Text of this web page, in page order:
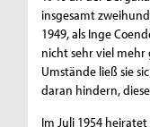
insgesamt
1949, als Inge
nicht sehr viel mehr
Umstände ließ sie
daran hindern,
Im Juli 1954 heiratet